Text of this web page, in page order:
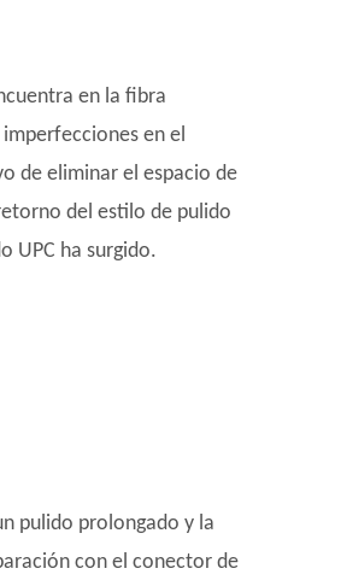
en la fibra
en el
de eliminar el espacio de
del estilo de pulido
UPC ha surgido.
pulido prolongado y la
con el conector de